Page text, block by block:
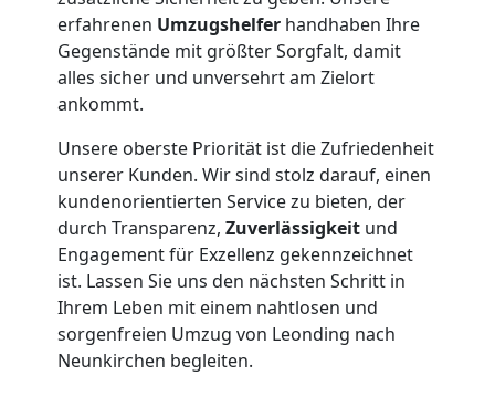
erfahrenen Umzugshelfer handhaben Ihre
Gegenstände mit größter Sorgfalt, damit
alles sicher und unversehrt am Zielort
ankommt.
Unsere oberste Priorität ist die Zufriedenheit
unserer Kunden. Wir sind stolz darauf, einen
kundenorientierten Service zu bieten, der
durch Transparenz, Zuverlässigkeit und
Engagement für Exzellenz gekennzeichnet
ist. Lassen Sie uns den nächsten Schritt in
Ihrem Leben mit einem nahtlosen und
sorgenfreien Umzug von Leonding nach
Neunkirchen begleiten.
Leonding
Beiladung
Leonding
Mini
Umzug
Leonding